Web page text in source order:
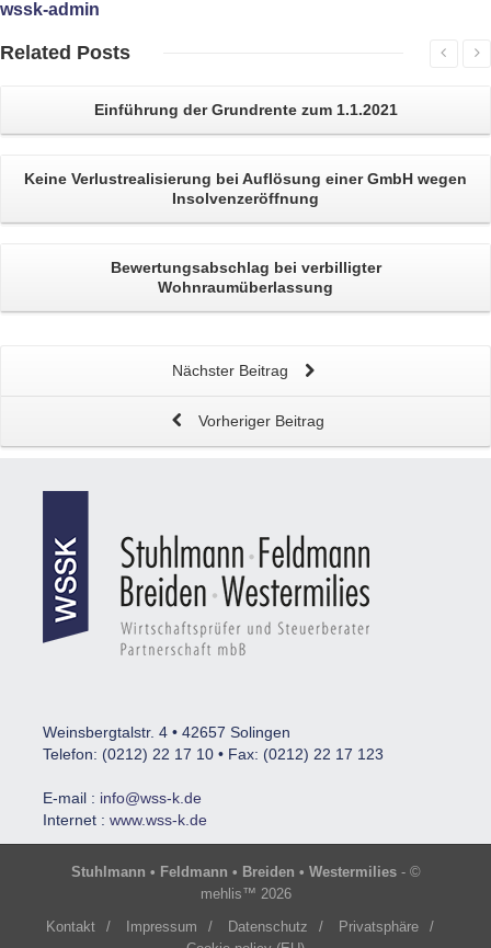
wssk-admin
Related Posts
Einführung derGrundrentezum 1.1.2021
Keine Verlustrealisierung bei Auflösung einer GmbH wegen
Insolvenzeröffnung
Bewertungsabschlag bei verbilligter
Wohnraumüberlassung
Nächster Beitrag
Vorheriger Beitrag
Weinsbergtalstr. 4 • 42657 Solingen
Telefon: (0212) 22 17 10 • Fax: (0212) 22 17 123
E-mail : info@wss-k.de
Internet : www.wss-k.de
Stuhlmann • Feldmann • Breiden • Westermilies- ©
mehlis™ 2026
Kontakt
/ Impressum / Datenschutz / Privatsphäre
/